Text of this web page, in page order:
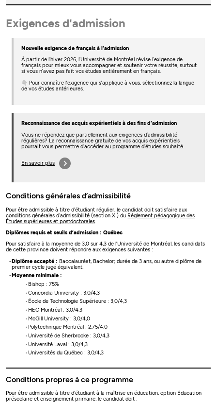
Exigences d'admission
Nouvelle exigence de français à l’admission
À partir de l’hiver 2026, l’Université de Montréal révise l’exigence de
français pour mieux vous accompagner et soutenir votre réussite, surtout
si vous n’avez pas fait vos études entièrement en français.
👇 Pour connaître l’exigence qui s’applique à vous, sélectionnez la langue
de vos études antérieures.
Reconnaissance des acquis expérientiels à des fins d’admission
Vous ne répondez que partiellement aux exigences d’admissibilité
régulières? La reconnaissance gratuite de vos acquis expérientiels
pourrait vous permettre d’accéder au programme d’études souhaité.
En savoir plus
Conditions générales d’admissibilité
Pour être admissible à titre d’étudiant régulier, le candidat doit satisfaire aux
conditions générales d’admissibilité (section XI) du Règlement pédagogique des
Études supérieures et postdoctorales.
Diplômes requis et seuils d’admission : Québec
Pour satisfaire à la moyenne de 3,0 sur 4,3 de l’Université de Montréal, les candidats
de cette province doivent répondre aux exigences suivantes :
Diplôme accepté : Baccalauréat, Bachelor; durée de 3 ans, ou autre diplôme de
premier cycle jugé équivalent.
Moyenne minimale :
Bishop : 75%
Concordia University : 3,0/4,3
École de Technologie Supérieure : 3,0/4,3
HEC Montréal : 3,0/4,3
McGill University : 3,0/4,0
Polytechnique Montréal : 2,75/4,0
Université de Sherbrooke : 3,0/4,3
Université Laval : 3,0/4,3
Universités du Québec : 3,0/4,3
Conditions propres à ce programme
Pour être admissible à titre d'étudiant à la maîtrise en éducation, option Éducation
préscolaire et enseignement primaire, le candidat doit :